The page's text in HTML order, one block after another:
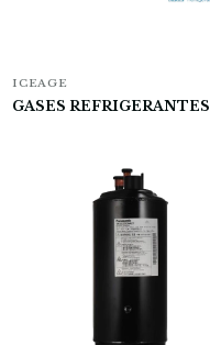
ICEAGE
GASES REFRIGERANTES